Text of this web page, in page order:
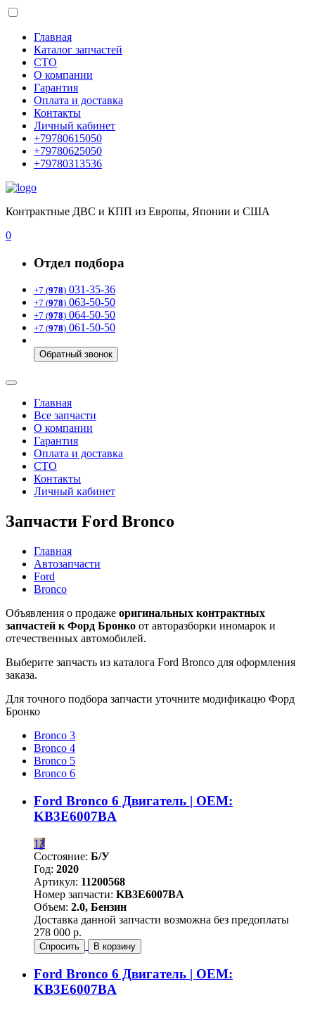
Главная
Каталог запчастей
СТО
О компании
Гарантия
Оплата и доставка
Контакты
Личный кабинет
+79780615050
+79780625050
+79780313536
Контрактные ДВС и КПП из Европы, Японии и США
0
Отдел подбора
+7 (978) 031-35-36
+7 (978) 063-50-50
+7 (978) 064-50-50
+7 (978) 061-50-50
Обратный звонок
Главная
Все запчасти
О компании
Гарантия
Оплата и доставка
СТО
Контакты
Личный кабинет
Запчасти Ford Bronco
Главная
Автозапчасти
Ford
Bronco
Объявления о продаже оригинальных контрактных
запчастей к Форд Бронко от авторазборки иномарок и
отечественных автомобилей.
Выберите запчасть из каталога Ford Bronco для оформления
заказа.
Для точного подбора запчасти уточните модификацю Форд
Бронко
Bronco 3
Bronco 4
Bronco 5
Bronco 6
Ford Bronco 6 Двигатель | OEM:
KB3E6007BA
13
Состояние: Б/У
Год: 2020
Артикул: 11200568
Номер запчасти: KB3E6007BA
Объем: 2.0, Бензин
Доставка данной запчасти возможна без предоплаты
278 000 р.
Спросить В корзину
Ford Bronco 6 Двигатель | OEM:
KB3E6007BA